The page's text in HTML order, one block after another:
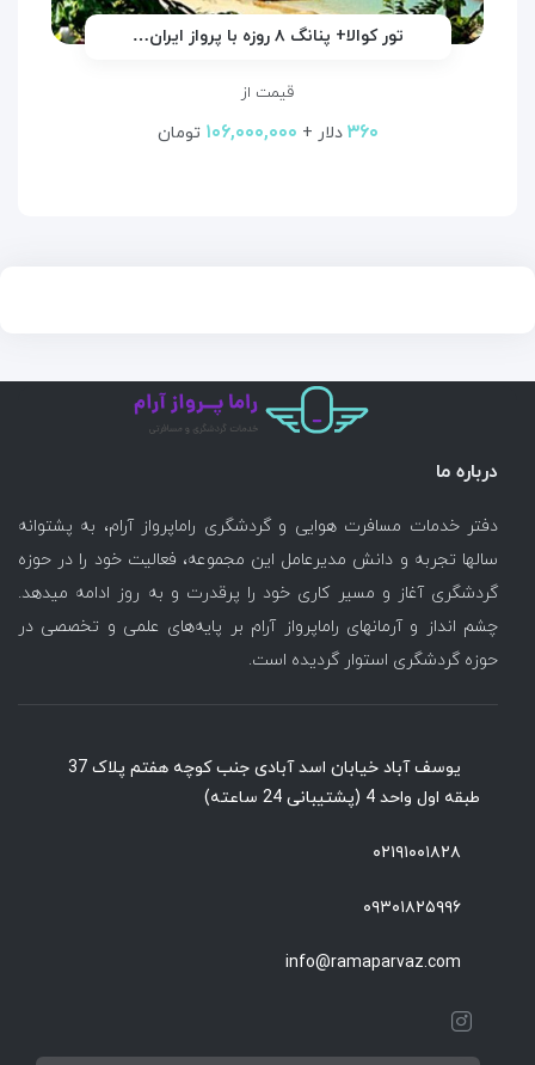
تور کوالا+ پنانگ ۸ روزه با پرواز ایران…
قیمت از
۳۶۰ دلار + ۱۰۶,۰۰۰,۰۰۰ تومان
درباره ما
دفتر خدمات مسافرت هوایی و گردشگری راماپرواز آرام، به پشتوانه
سالها تجربه و دانش مدیرعامل این مجموعه، فعالیت خود را در حوزه
گردشگری آغاز و مسیر کاری خود را پرقدرت و به روز ادامه میدهد.
چشم انداز و آرمانهای راماپرواز آرام بر پایه‌های علمی و تخصصی در
حوزه گردشگری استوار گردیده است.
یوسف آباد خیابان اسد آبادی جنب کوچه هفتم پلاک 37
طبقه اول واحد 4 (پشتیبانی 24 ساعته)
۰۲۱۹۱۰۰۱۸۲۸
۰۹۳۰۱۸۲۵۹۹۶
info@ramaparvaz.com